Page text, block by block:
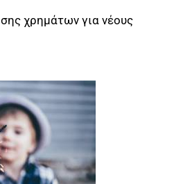
χρημάτων για νέους